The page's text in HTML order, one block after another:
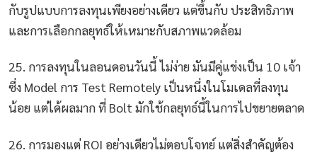
กับรูปแบบการลงทุนเพียงอย่างเดียว แต่ขึ้นกับ ประสิทธิภาพ
และการเลือกกลยุทธ์ให้เหมาะกับสภาพแวดล้อม
25. การลงทุนในลอนดอนวันนี้ ไม่ง่าย มันมีคู่แข่งเป็น 10 เจ้า
ซึ่ง Model การ Test Remotely เป็นหนึ่งในโมเดลที่ลงทุน
น้อย แต่ได้ผลมาก ที่ Bolt มักใช้กลยุทธ์นี้ในการไปขยายตลาด
26. การมองแต่ ROI อย่างเดียวไม่ตอบโจทย์ แต่สิ่งสำคัญต้อง